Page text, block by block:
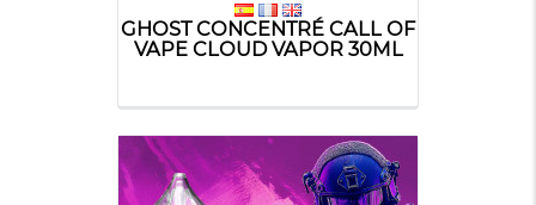
GHOST CONCENTRÉ CALL OF
VAPE CLOUD VAPOR 30ML